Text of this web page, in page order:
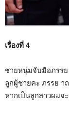
เรื่องที่ 4
ชายหนุ่มจับมือภรร
ลูกผู้ชายคะ ภรรย
หากเป็นลูกสาวผมจ